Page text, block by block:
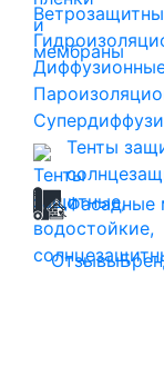
Тенты
Фасадные
Отзывы